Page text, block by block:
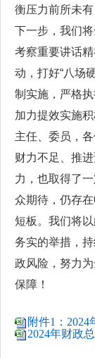
衡压力前所未
下一步，我们
考察重要讲话
动，打好“八场
制实施，严格
加力提效实施
主任、委员，
财力不足、推
力，也取得了
众期待，仍存
短板。我们将
务实的举措，
政风险，努力
保障！
附件1：
2024年财政